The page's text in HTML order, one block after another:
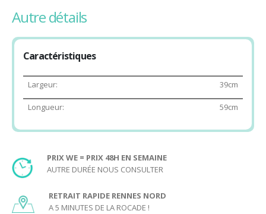
sur le plateau. Le joueur essaie de maintenir la bille en mouvement
tombe dans les trous.
à partir du moment où la bille est lancée et s’arrête dès qu’elle
tombe. Après avoir lancé toutes ses billes, le joueur additionne les
temps de chaque bille et peut tenter de battre son propre score.
Age minimum conseillé pour jouer au Flipper Espace
6 ans.
autre détails
Caractéristiques
Largeur: 39cm
Longueur: 59cm
PRIX WE = PRIX 48H EN SEMAINE
AUTRE DURÉE NOUS CONSULTER
RETRAIT RAPIDE RENNES NORD
A 5 MINUTES DE LA ROCADE !